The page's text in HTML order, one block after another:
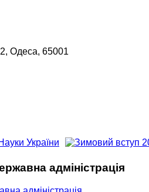
Одеса, 65001
адміністрація